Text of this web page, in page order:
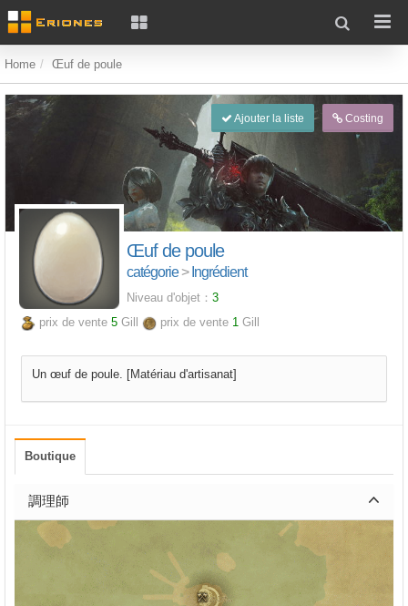
Home Œuf de poule
Ajouter la liste Costing
Œuf de poule
catégorie> Ingrédient
Niveau d'objet： 3
prix de vente 5 Gill prix de vente 1 Gill
Un œuf de poule. [Matériau d'artisanat]
Boutique
調理師